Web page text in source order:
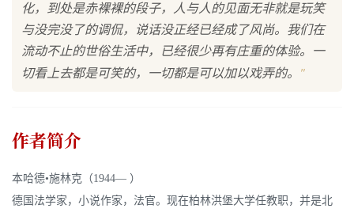
化，到处是赤裸裸的段子，人与人的见面无非就是玩笑
与没完没了的调侃，说话没正经已经成了风尚。我们在
流动不止的世俗生活中，已经很少再有庄重的体验。一
切看上去都是可笑的，一切都是可以加以戏弄的。
"
作者简介
本哈德•施林克（1944— ）
德国法学家，小说作家，法官。现在柏林洪堡大学任教职，并是北